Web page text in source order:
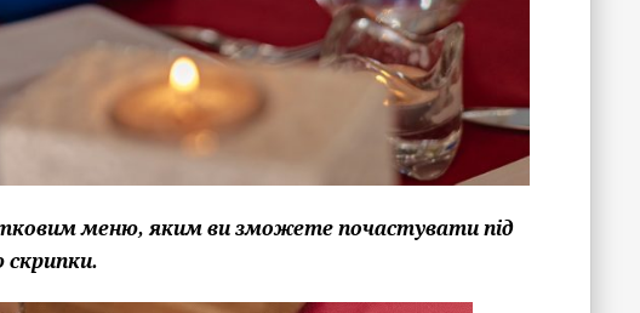
меню, яким ви зможете почастувати під
скрипки.